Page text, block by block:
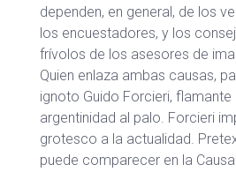
dependen, en general, de los
los encuestadores, y los
frívolos de los asesores de
Quien enlaza ambas causas,
ignoto Guido Forcieri,
argentinidad al palo. Forcieri
grotesco a la actualidad.
puede comparecer en la